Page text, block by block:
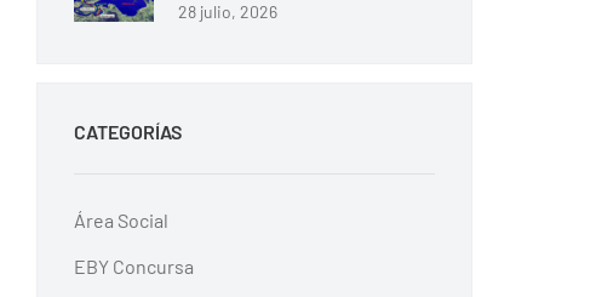
28 julio, 2026
CATEGORÍAS
Área Social
EBY Concursa